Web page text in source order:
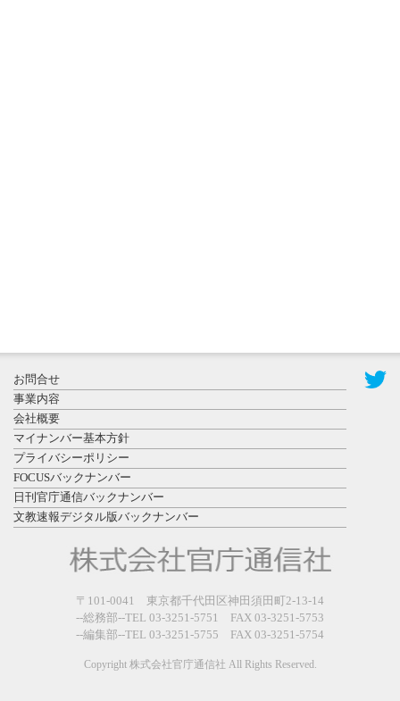
登録有形文
化財となっ
た東北大植
物園八...
日更新
県警等と大
規模災害時
お問合せ
事業内容
会社概要
マイナンバー基本方針
プライバシーポリシー
FOCUSバックナンバー
日刊官庁通信バックナンバー
文教速報デジタル版バックナンバー
〒101-0041 東京都千代田区神田須田町2-13-14
--総務部--TEL 03-3251-5751 FAX 03-3251-5753
--編集部--TEL 03-3251-5755 FAX 03-3251-5754
Copyright 株式会社官庁通信社 All Rights Reserved.